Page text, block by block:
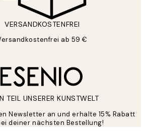
VERSANDKOSTENFREI
ab 59 €
TEIL UNSERER KUNSTWELT
Newsletter an und erhalte 15% Rabatt
deiner nächsten Bestellung!